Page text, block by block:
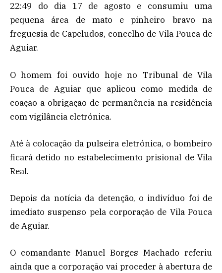
22:49 do dia 17 de agosto e consumiu uma
pequena área de mato e pinheiro bravo na
freguesia de Capeludos, concelho de Vila Pouca de
Aguiar.
O homem foi ouvido hoje no Tribunal de Vila
Pouca de Aguiar que aplicou como medida de
coação a obrigação de permanência na residência
com vigilância eletrónica.
Até à colocação da pulseira eletrónica, o bombeiro
ficará detido no estabelecimento prisional de Vila
Real.
Depois da notícia da detenção, o indivíduo foi de
imediato suspenso pela corporação de Vila Pouca
de Aguiar.
O comandante Manuel Borges Machado referiu
ainda que a corporação vai proceder à abertura de